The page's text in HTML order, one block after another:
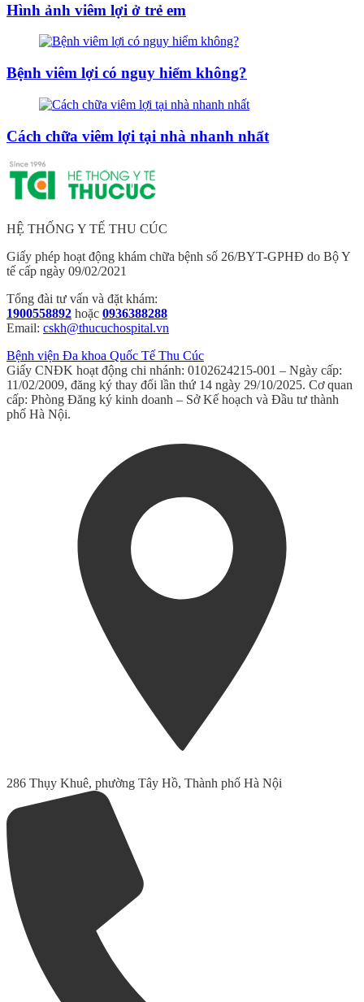
Hình ảnh viêm lợi ở trẻ em
Bệnh viêm lợi có nguy hiểm không?
Cách chữa viêm lợi tại nhà nhanh nhất
HỆ THỐNG Y TẾ THU CÚC
Giấy phép hoạt động khám chữa bệnh số 26/BYT-GPHĐ do Bộ Y
tế cấp ngày 09/02/2021
Tổng đài tư vấn và đặt khám:
1900558892 hoặc 0936388288
Email: cskh@thucuchospital.vn
Bệnh viện Đa khoa Quốc Tế Thu Cúc
Giấy CNĐK hoạt động chi nhánh: 0102624215-001 – Ngày cấp:
11/02/2009, đăng ký thay đổi lần thứ 14 ngày 29/10/2025. Cơ quan
cấp: Phòng Đăng ký kinh doanh – Sở Kế hoạch và Đầu tư thành
phố Hà Nội.
286 Thụy Khuê, phường Tây Hồ, Thành phố Hà Nội